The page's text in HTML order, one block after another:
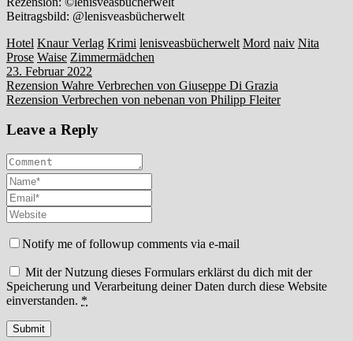
Beitragsbild: @lenisveasbücherwelt
Hotel Knaur Verlag Krimi lenisveasbücherwelt Mord naiv Nita
Prose Waise Zimmermädchen
23. Februar 2022
Beitragsnavigation
Rezension Wahre Verbrechen von Giuseppe Di Grazia
Rezension Verbrechen von nebenan von Philipp Fleiter
Leave a Reply
Notify me of followup comments via e-mail
Mit der Nutzung dieses Formulars erklärst du dich mit der
Speicherung und Verarbeitung deiner Daten durch diese Website
einverstanden. *